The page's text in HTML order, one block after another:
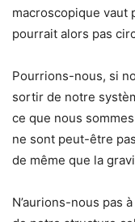
macroscopique vaut
pourrait alors pas
Pourrions-nous, si
sortir de notre
ce que nous
ne sont peut-être
de même que la
N’aurions-nous pas